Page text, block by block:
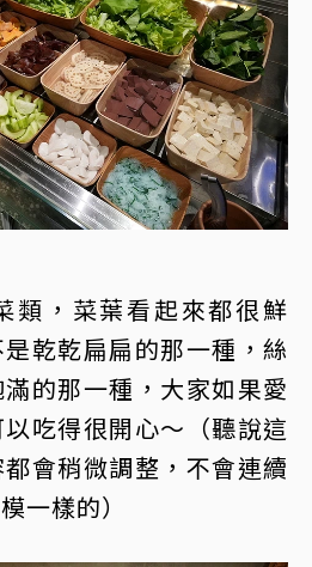
類，菜葉看起來都很鮮
乾乾扁扁的那一種，絲
的那一種，大家如果愛
吃得很開心～（聽說這
會稍微調整，不會連續
一樣的）